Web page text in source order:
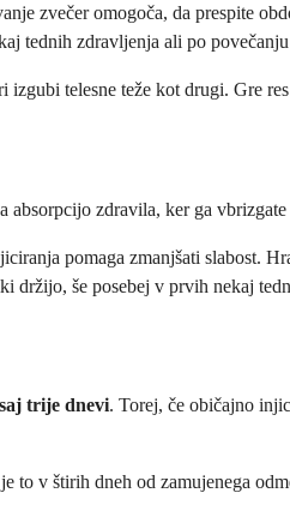
zvečer omogoča, da prespite
tednih zdravljenja ali po
telesne teže kot drugi. Gre
zdravila, ker ga
pomaga zmanjšati slabost.
držijo, še posebej v prvih nekaj
trije dnevi. Torej, če običajno
to v štirih dneh od zamujenega